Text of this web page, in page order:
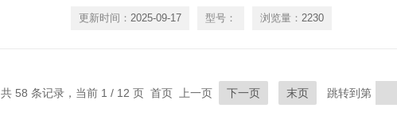
更新时间： 2025-09-17 型号： 浏览量： 2230
共 58 条记录，当前 1 / 12 页 首页 上一页 下一页 末页 跳转到第